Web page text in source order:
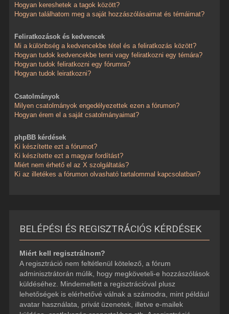
Hogyan kereshetek a tagok között?
Hogyan találhatom meg a saját hozzászólásaimat és témáimat?
Feliratkozások és kedvencek
Mi a különbség a kedvencekbe tétel és a feliratkozás között?
Hogyan tudok kedvencekbe tenni vagy feliratkozni egy témára?
Hogyan tudok feliratkozni egy fórumra?
Hogyan tudok leiratkozni?
Csatolmányok
Milyen csatolmányok engedélyezettek ezen a fórumon?
Hogyan érem el a saját csatolmányaimat?
phpBB kérdések
Ki készítette ezt a fórumot?
Ki készítette ezt a magyar fordítást?
Miért nem érhető el az X szolgáltatás?
Ki az illetékes a fórumon olvasható tartalommal kapcsolatban?
BELÉPÉSI ÉS REGISZTRÁCIÓS KÉRDÉSEK
Miért kell regisztrálnom?
A regisztráció nem feltétlenül kötelező, a fórum
adminisztrátorán múlik, hogy megköveteli-e hozzászólások
küldéséhez. Mindemellett a regisztrációval plusz
lehetőségek is elérhetővé válnak a számodra, mint például
avatar használata, privát üzenetek, illetve e-mailek